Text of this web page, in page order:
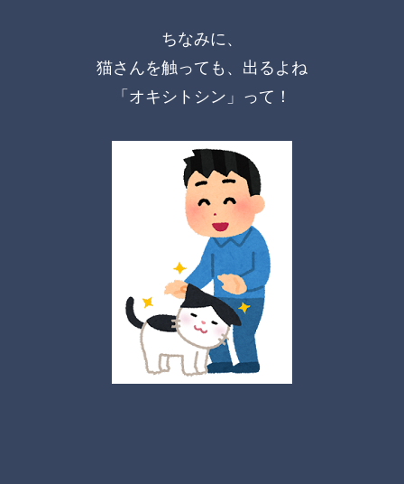
ちなみに、
猫さんを触っても、出るよね
「オキシトシン」って！